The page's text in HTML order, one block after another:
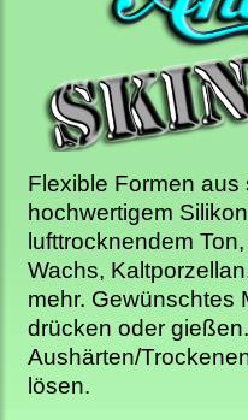
Flexible Formen aus
hochwertigem
lufttrocknendem
Wachs,
mehr. Gewünschtes
drücken oder
Aushärten/
lösen.